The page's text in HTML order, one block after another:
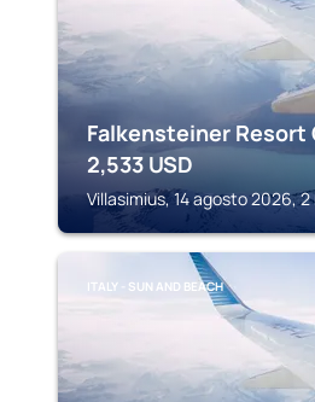
Falkensteiner Resort
2,533 USD
Villasimius, 14 agosto 2026,
ITALY - SUN AND BEACH